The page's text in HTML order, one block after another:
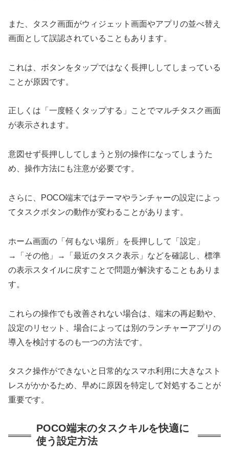
また、タスク画面がウィジェット画面やアプリの並べ替え
画面として誤認されていることもあります。
これは、ボタンをタップではなく長押ししてしまっている
ことが原因です。
正しくは「一度軽くタップする」ことでマルチタスク画面
が表示されます。
意図せず長押ししてしまうと別の操作になってしまうた
め、操作方法にも注意が必要です。
さらに、POCO端末ではテーマやランチャーの設定によっ
てタスクボタンの動作が変わることがあります。
ホーム画面の「何もない場所」を長押しして「設定」
→「その他」→「最近のタスク表示」などを確認し、標準
の表示スタイルに戻すことで問題が解決することもありま
す。
これらの操作でも改善されない場合は、端末の再起動や、
設定のリセット、場合によっては別のランチャーアプリの
導入を検討するのも一つの方法です。
タスク操作ができないと日常的なスマホ利用に大きなスト
レスがかかるため、早めに原因を特定して対処することが
重要です。
POCO端末のタスクキルを快適に
使う設定方法